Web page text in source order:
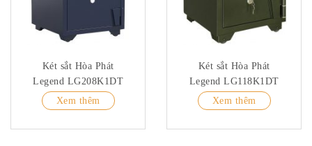
Két sắt Hòa Phát
Legend LG208K1DT
Xem thêm
Két sắt Hòa Phát
Legend LG118K1DT
Xem thêm